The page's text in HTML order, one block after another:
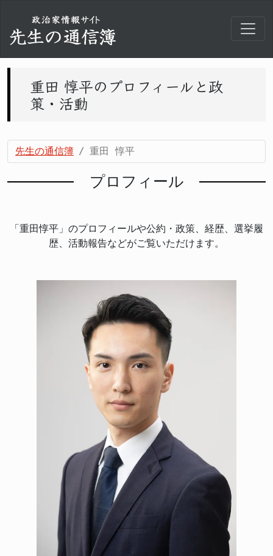
重田 惇平のプロフィールと政
策・活動
先生の通信簿 重田 惇平
プロフィール
「重田惇平」のプロフィールや公約・政策、経歴、選挙履
歴、活動報告などがご覧いただけます。